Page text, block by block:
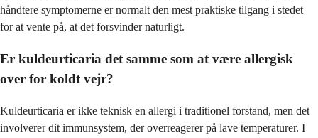
håndtere symptomerne er normalt den mest praktiske tilgang i stedet
for at vente på, at det forsvinder naturligt.
Er kuldeurticaria det samme som at være allergisk
over for koldt vejr?
Kuldeurticaria er ikke teknisk en allergi i traditionel forstand, men det
involverer dit immunsystem, der overreagerer på lave temperaturer. I